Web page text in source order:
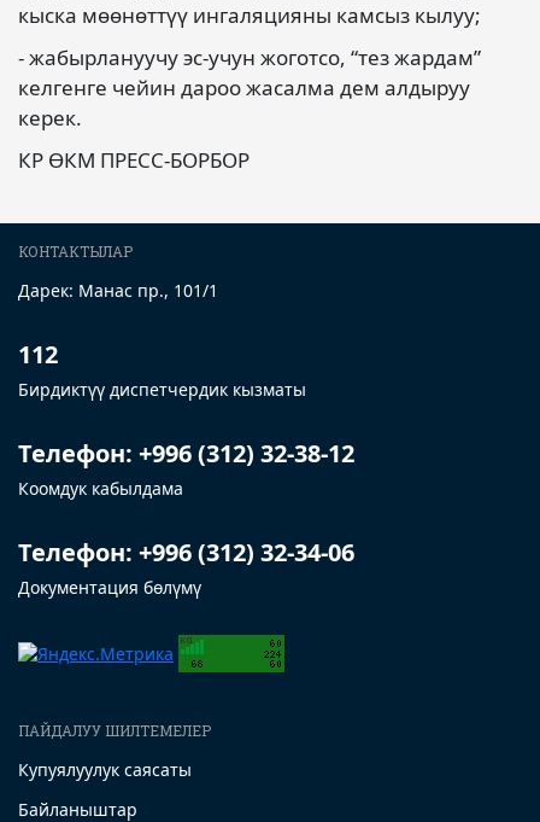
кыска мөөнөттүү ингаляцияны камсыз кылуу;
- жабырлануучу эс-учун жоготсо, “тез жардам”
келгенге чейин дароо жасалма дем алдыруу
керек.
КР ӨКМ ПРЕСС-БОРБОР
КОНТАКТЫЛАР
Дарек: Манас пр., 101/1
112
Бирдиктүү диспетчердик кызматы
Телефон: +996 (312) 32-38-12
Коомдук кабылдама
Телефон: +996 (312) 32-34-06
Документация бөлүмү
ПАЙДАЛУУ ШИЛТЕМЕЛЕР
Купуялуулук саясаты
Байланыштар